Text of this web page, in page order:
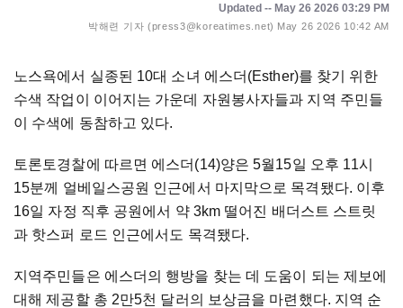
Updated -- May 26 2026 03:29 PM
박해련 기자 (press3@koreatimes.net) May 26 2026 10:42 AM
노스욕에서 실종된 10대 소녀 에스더(Esther)를 찾기 위한
수색 작업이 이어지는 가운데 자원봉사자들과 지역 주민들
이 수색에 동참하고 있다.
토론토경찰에 따르면 에스더(14)양은 5월15일 오후 11시
15분께 얼베일스공원 인근에서 마지막으로 목격됐다. 이후
16일 자정 직후 공원에서 약 3km 떨어진 배더스트 스트릿
과 핫스퍼 로드 인근에서도 목격됐다.
지역주민들은 에스더의 행방을 찾는 데 도움이 되는 제보에
대해 제공할 총 2만5천 달러의 보상금을 마련했다. 지역 순